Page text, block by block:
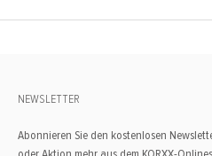
NEWSLETTER
Abonnieren Sie den kostenlosen